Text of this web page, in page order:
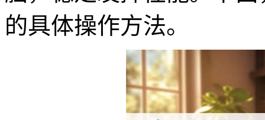
的具体操作方法。